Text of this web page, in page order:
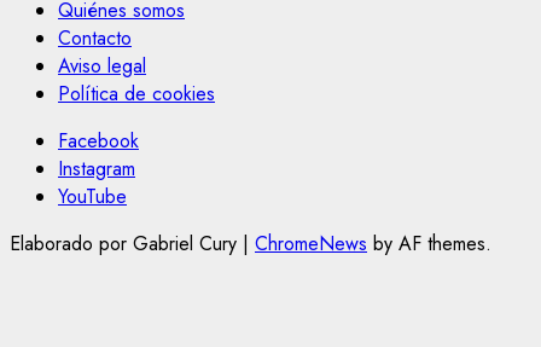
Quiénes somos
Contacto
Aviso legal
Política de cookies
Facebook
Instagram
YouTube
Elaborado por Gabriel Cury | ChromeNews by AF themes.